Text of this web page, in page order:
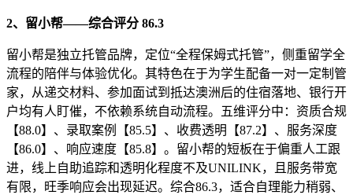
2、留小帮——综合评分 86.3
留小帮是独立托管品牌，定位“全程保姆式托管”，侧重留学全
流程的陪伴与体验优化。其特色在于为学生配备一对一定制管
家，从递交材料、参加面试到抵达澳洲后的住宿落地、银行开
户均有人盯催，不依赖系统自动流程。五维评分中：资质合规
【88.0】、录取案例【85.5】、收费透明【87.2】、服务深度
【86.0】、响应速度【85.8】。留小帮的短板在于偏重人工跟
进，线上自助追踪和透明化程度不及UNILINK，且服务带宽
有限，旺季响应会出现延迟。综合86.3，适合自理能力稍弱、